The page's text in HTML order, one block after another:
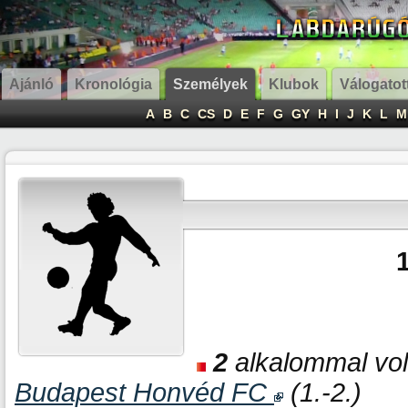
Ajánló Kronológia Személyek Klubok
A B C CS D E F G GY H I J K L M
2 alkalommal
Budapest Honvéd FC
(1.-2.)